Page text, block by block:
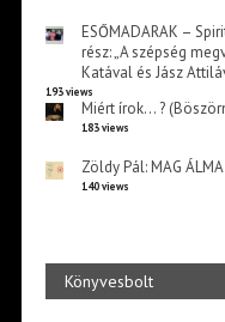
ESŐMADARAK –
rész: „A szépség
Katával és Jász
193 views
Miért írok… ?
183 views
Zöldy Pál: MAG
140 views
Könyvesbolt